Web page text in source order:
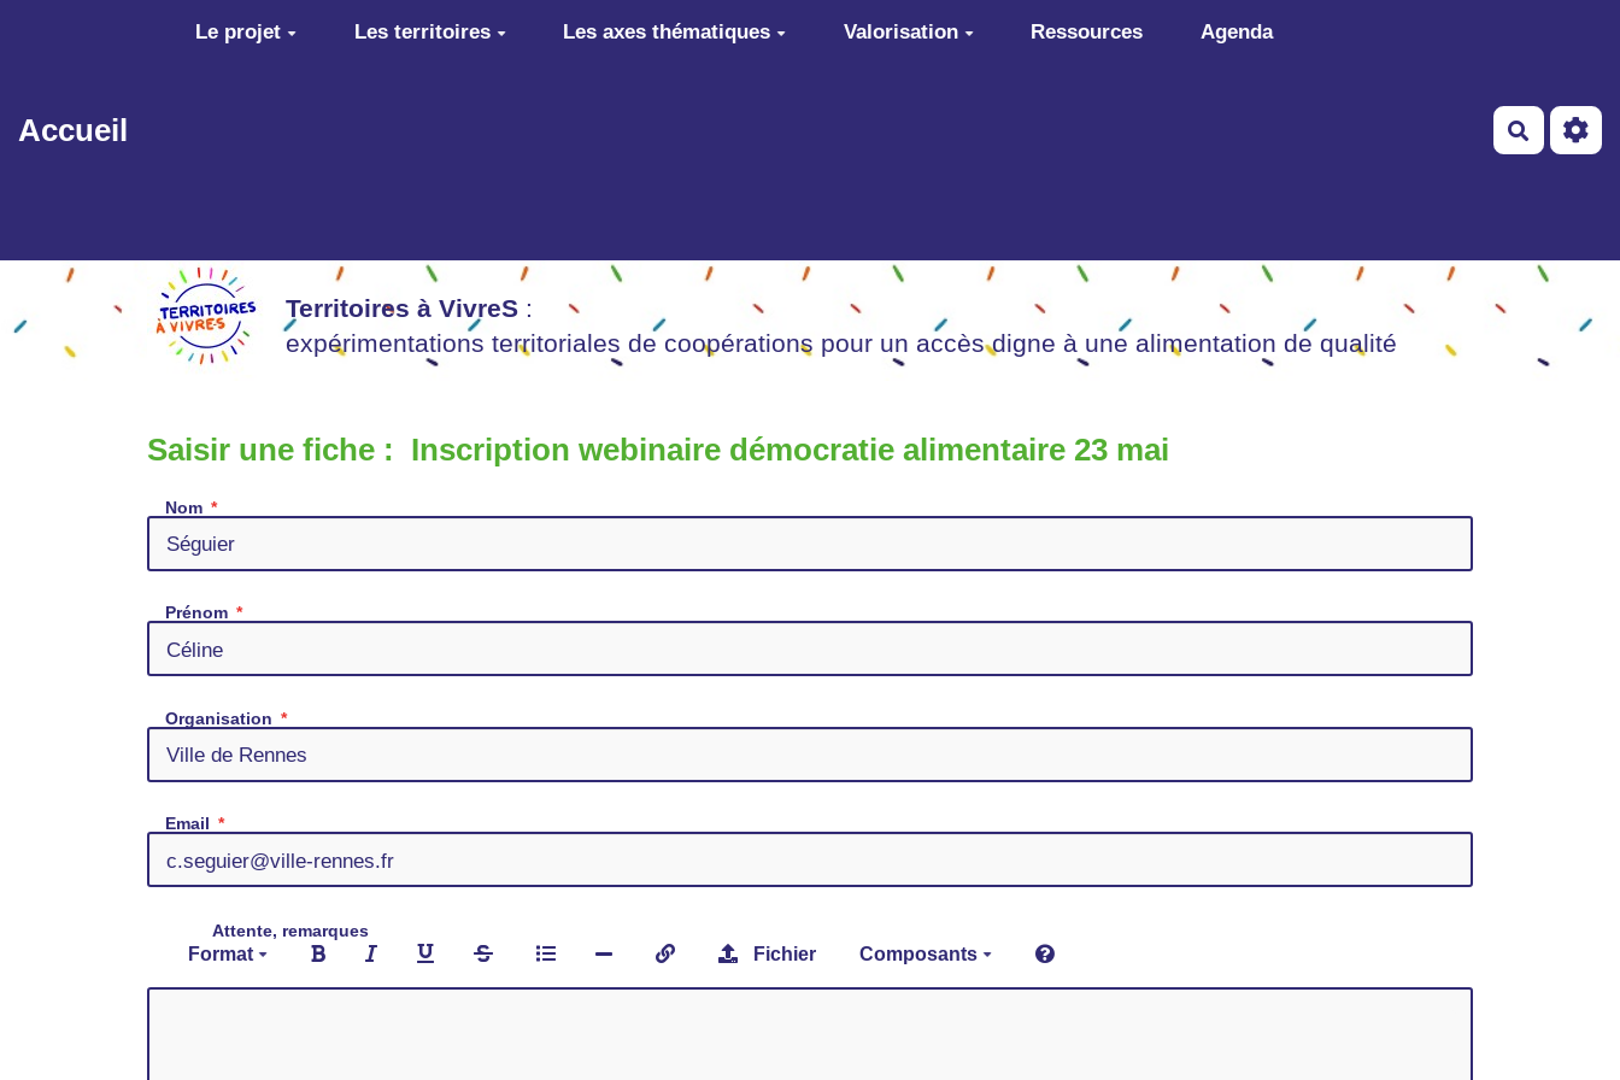
Aller au contenu principal
Accueil
Le projet Les territoires Les axes thématiques Valorisation Ressources Agenda
Territoires à VivreS :
expérimentations territoriales de coopérations pour un accès digne à une alimentation de qualité
Saisir une fiche : Inscription webinaire démocratie alimentaire 23 mai
Nom
Prénom
Organisation
Email
Attente, remarques
Format Fichier Composants